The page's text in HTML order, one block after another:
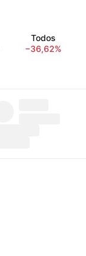
Todos
−36,62%